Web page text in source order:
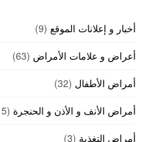
أخبار و إعلانات الموقع (9)
أعراض و علامات الأمراض (63)
أمراض الأطفال (32)
أمراض الأنف و الأذن و الحنجرة (15)
أمراض التغذية (3)